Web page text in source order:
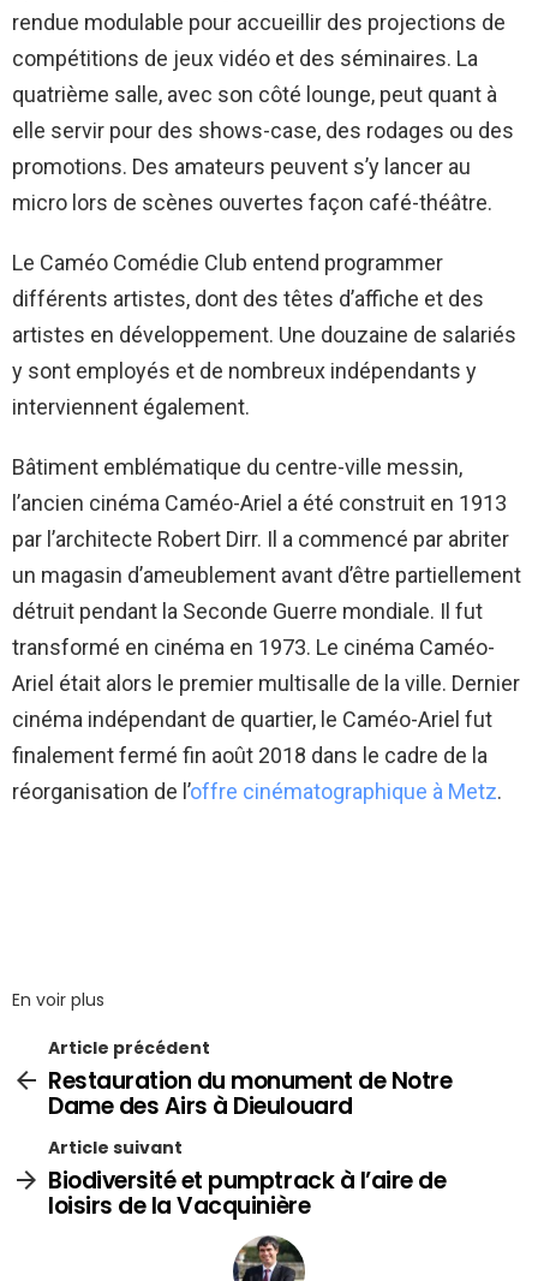
rendue modulable pour accueillir des projections de
compétitions de jeux vidéo et des séminaires. La
quatrième salle, avec son côté lounge, peut quant à
elle servir pour des shows-case, des rodages ou des
promotions. Des amateurs peuvent s’y lancer au
micro lors de scènes ouvertes façon café-théâtre.
Le Caméo Comédie Club entend programmer
différents artistes, dont des têtes d’affiche et des
artistes en développement. Une douzaine de salariés
y sont employés et de nombreux indépendants y
interviennent également.
Bâtiment emblématique du centre-ville messin,
l’ancien cinéma Caméo-Ariel a été construit en 1913
par l’architecte Robert Dirr. Il a commencé par abriter
un magasin d’ameublement avant d’être partiellement
détruit pendant la Seconde Guerre mondiale. Il fut
transformé en cinéma en 1973. Le cinéma Caméo-
Ariel était alors le premier multisalle de la ville. Dernier
cinéma indépendant de quartier, le Caméo-Ariel fut
finalement fermé fin août 2018 dans le cadre de la
réorganisation de l’offre cinématographique à Metz.
En voir plus
Article précédent
Restauration du monument de Notre
Dame des Airs à Dieulouard
Article suivant
Biodiversité et pumptrack à l’aire de
loisirs de la Vacquinière